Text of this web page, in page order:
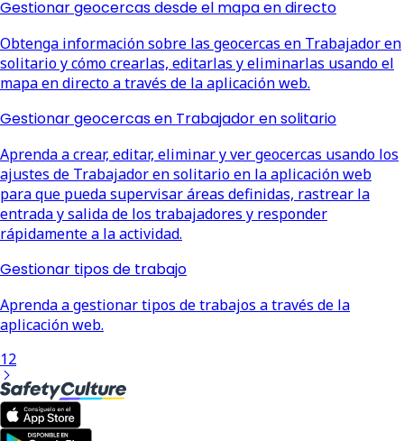
Gestionar geocercas desde el mapa en directo
Obtenga información sobre las geocercas en Trabajador en
solitario y cómo crearlas, editarlas y eliminarlas usando el
mapa en directo a través de la aplicación web.
Gestionar geocercas en Trabajador en solitario
Aprenda a crear, editar, eliminar y ver geocercas usando los
ajustes de Trabajador en solitario en la aplicación web
para que pueda supervisar áreas definidas, rastrear la
entrada y salida de los trabajadores y responder
rápidamente a la actividad.
Gestionar tipos de trabajo
Aprenda a gestionar tipos de trabajos a través de la
aplicación web.
12